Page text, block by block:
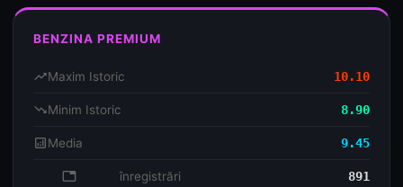
BENZINA PREMIUM
trending_upMaxim Istoric 10.10
trending_downMinim Istoric 8.90
analyticsMedia 9.45
database înregistrări 891